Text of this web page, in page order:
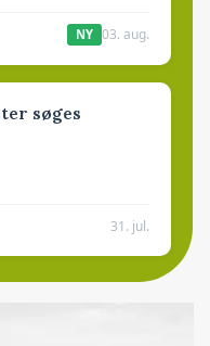
NY 03. aug.
søges
31. jul.